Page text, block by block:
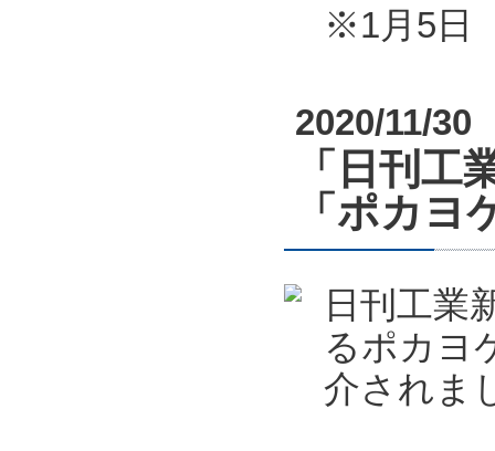
※1月5日
2020/11/30
「日刊工
「ポカヨ
日刊工業
るポカヨ
介されま